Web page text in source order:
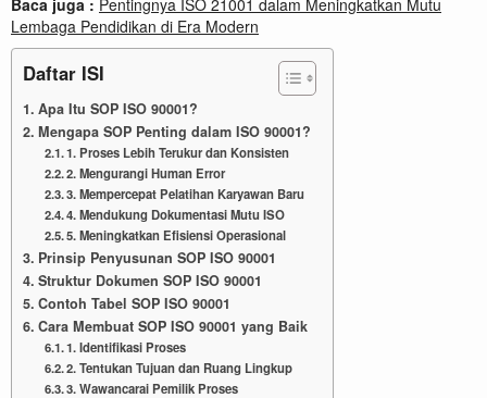
Lembaga Pendidikan di Era Modern
Daftar ISI
Apa Itu SOP ISO 90001?
Mengapa SOP Penting dalam ISO 90001?
1. Proses Lebih Terukur dan Konsisten
2. Mengurangi Human Error
3. Mempercepat Pelatihan Karyawan Baru
4. Mendukung Dokumentasi Mutu ISO
5. Meningkatkan Efisiensi Operasional
Prinsip Penyusunan SOP ISO 90001
Struktur Dokumen SOP ISO 90001
Contoh Tabel SOP ISO 90001
Cara Membuat SOP ISO 90001 yang Baik
1. Identifikasi Proses
2. Tentukan Tujuan dan Ruang Lingkup
3. Wawancarai Pemilik Proses